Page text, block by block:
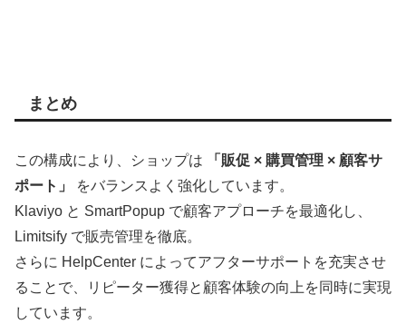
まとめ
この構成により、ショップは
「販促 × 購買管理 × 顧客サ
ポート」
をバランスよく強化しています。
Klaviyo と SmartPopup で顧客アプローチを最適化し、
Limitsify で販売管理を徹底。
さらに HelpCenter によってアフターサポートを充実させ
ることで、リピーター獲得と顧客体験の向上を同時に実現
しています。